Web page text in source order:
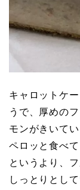
キャロットケ
うで、厚めの
モンがきいて
ペロッと食べ
というより、
しっとりとして